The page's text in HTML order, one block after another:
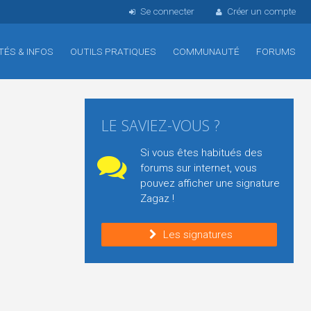
Se connecter Créer un compte
& INFOS OUTILS PRATIQUES COMMUNAUTÉ FORUMS
LE SAVIEZ-VOUS ?
Si vous êtes habitués des
forums sur internet, vous
pouvez afficher une signature
Zagaz !
Les signatures